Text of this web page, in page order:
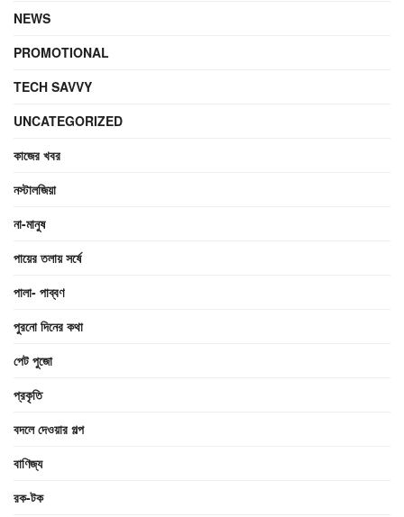
NEWS
PROMOTIONAL
TECH SAVVY
UNCATEGORIZED
কাজের খবর
নস্টালজিয়া
না-মানুষ
পায়ের তলায় সর্ষে
পালা- পাব্বণ
পুরনো দিনের কথা
পেট পুজো
প্রকৃতি
বদলে দেওয়ার গল্প
বাণিজ্য
রক-টক